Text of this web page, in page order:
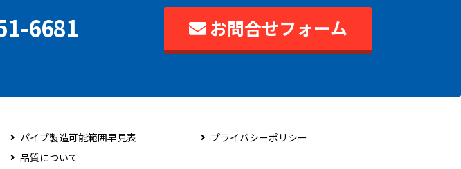
6681 お問合せフォーム
パイプ製造可能範囲早見表
品質について
プライバシーポリシー